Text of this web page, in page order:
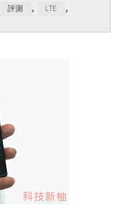
評測 , LTE ,